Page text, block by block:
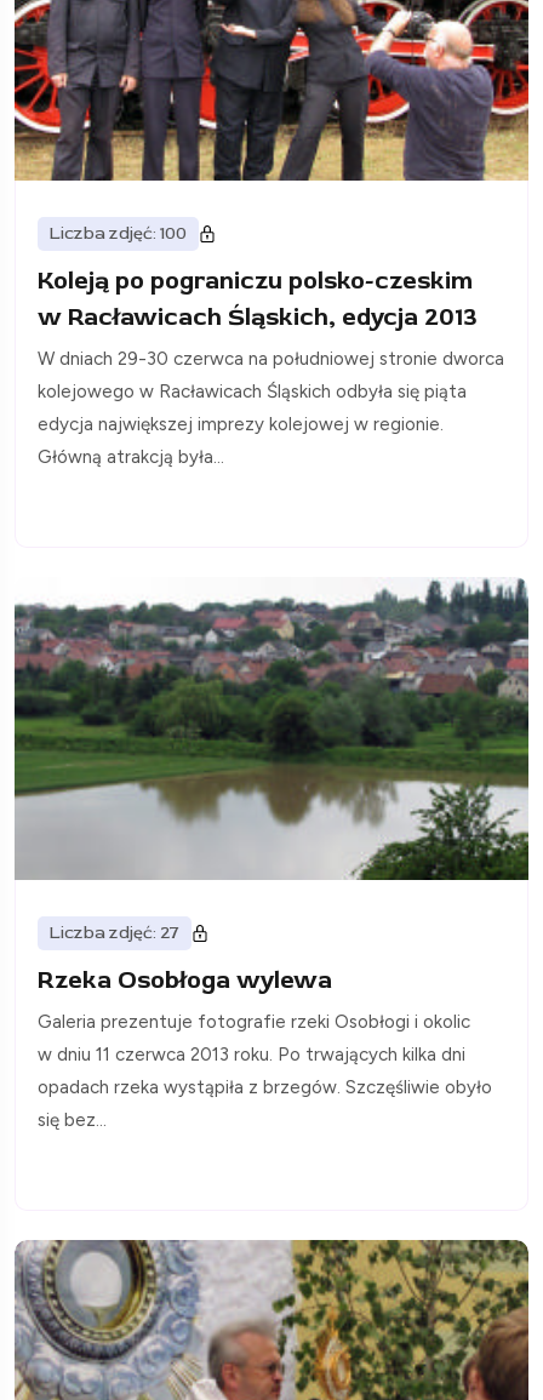
Liczba zdjęć: 100
Koleją po pograniczu polsko-czeskim
w Racławicach Śląskich, edycja 2013
W dniach 29-30 czerwca na południowej stronie dworca
kolejowego w Racławicach Śląskich odbyła się piąta
edycja największej imprezy kolejowej w regionie.
Główną atrakcją była...
Liczba zdjęć: 27
Rzeka Osobłoga wylewa
Galeria prezentuje fotografie rzeki Osobłogi i okolic
w dniu 11 czerwca 2013 roku. Po trwających kilka dni
opadach rzeka wystąpiła z brzegów. Szczęśliwie obyło
się bez...